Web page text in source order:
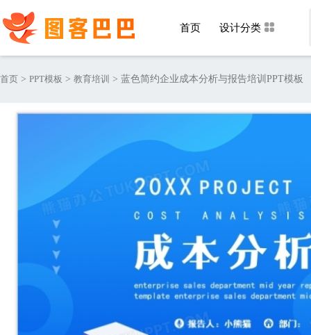
首页 设计分类
首页 > PPT模板 > 教育培训 > 蓝色简约企业成本分析与报告培训PPT模板